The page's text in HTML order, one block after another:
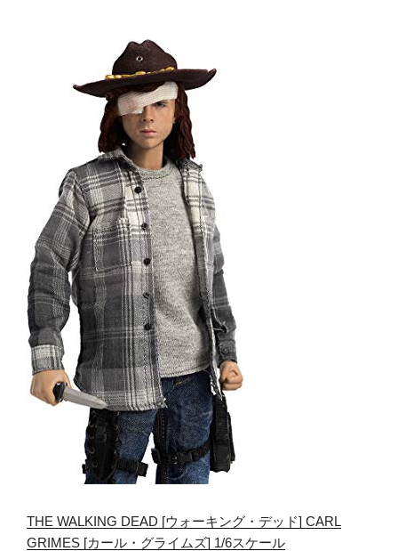
THE WALKING DEAD [ウォーキング・デッド] CARL
GRIMES [カール・グライムズ] 1/6スケール